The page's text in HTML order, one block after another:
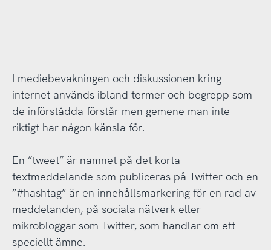
I mediebevakningen och diskussionen kring
internet används ibland termer och begrepp som
de införstådda förstår men gemene man inte
riktigt har någon känsla för.
En ”tweet” är namnet på det korta
textmeddelande som publiceras på Twitter och en
”#hashtag” är en innehållsmarkering för en rad av
meddelanden, på sociala nätverk eller
mikrobloggar som Twitter, som handlar om ett
speciellt ämne.